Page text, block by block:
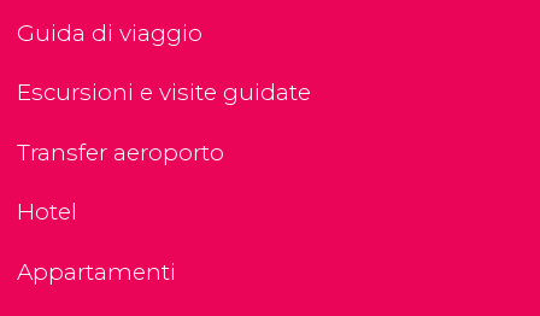
Guida di viaggio
Escursioni e visite guidate
Transfer aeroporto
Hotel
Appartamenti